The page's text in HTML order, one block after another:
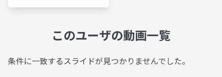
このユーザの動画一覧
条件に一致するスライドが見つかりませんでした。